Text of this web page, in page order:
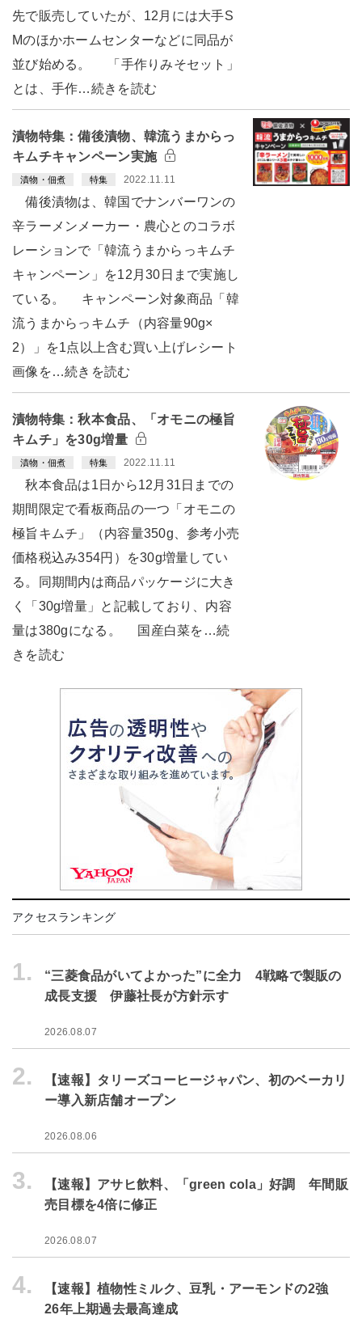
先で販売していたが、12月には大手S
Mのほかホームセンターなどに同品が
並び始める。 「手作りみそセット」
とは、手作…続きを読む
漬物特集：備後漬物、韓流うまからっ
キムチキャンペーン実施
漬物・佃煮 特集 2022.11.11
備後漬物は、韓国でナンバーワンの
辛ラーメンメーカー・農心とのコラボ
レーションで「韓流うまからっキムチ
キャンペーン」を12月30日まで実施し
ている。 キャンペーン対象商品「韓
流うまからっキムチ（内容量90g×
2）」を1点以上含む買い上げレシート
画像を…続きを読む
漬物特集：秋本食品、「オモニの極旨
キムチ」を30g増量
漬物・佃煮 特集 2022.11.11
秋本食品は1日から12月31日までの
期間限定で看板商品の一つ「オモニの
極旨キムチ」（内容量350g、参考小売
価格税込み354円）を30g増量してい
る。同期間内は商品パッケージに大き
く「30g増量」と記載しており、内容
量は380gになる。 国産白菜を…続
きを読む
アクセスランキング
1.
“三菱食品がいてよかった”に全力 4戦略で製販の
成長支援 伊藤社長が方針示す
2026.08.07
2.
【速報】タリーズコーヒージャパン、初のベーカリ
ー導入新店舗オープン
2026.08.06
3.
【速報】アサヒ飲料、「green cola」好調 年間販
売目標を4倍に修正
2026.08.07
4.
【速報】植物性ミルク、豆乳・アーモンドの2強
26年上期過去最高達成